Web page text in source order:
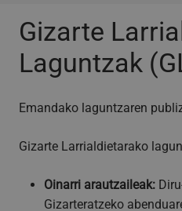
Gizarte
Laguntzak
Emandako laguntzaren
Gizarte Larrialdietarako
Oinarri arautzaileak:
Gizarteratzeko